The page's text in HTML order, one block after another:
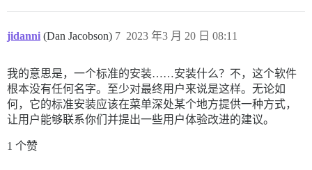
jidanni (Dan Jacobson) 2023 年3 月 20 日 08:11
7
我的意思是，一个标准的安装……安装什么？不，这个软件
根本没有任何名字。至少对最终用户来说是这样。无论如
何，它的标准安装应该在菜单深处某个地方提供一种方式，
让用户能够联系你们并提出一些用户体验改进的建议。
1 个赞